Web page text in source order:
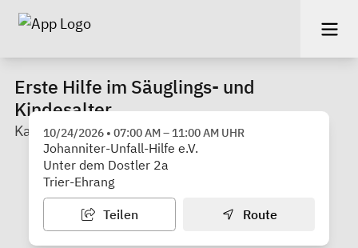
Erste Hilfe im Säuglings- und
Kindesalter
Kath. Familienbildungsstätte Trier
10/24/2026 • 07:00 AM– 11:00 AM UHR
Johanniter-Unfall-Hilfe e.V.
Unter dem Dostler 2a
Trier-Ehrang
Teilen Route